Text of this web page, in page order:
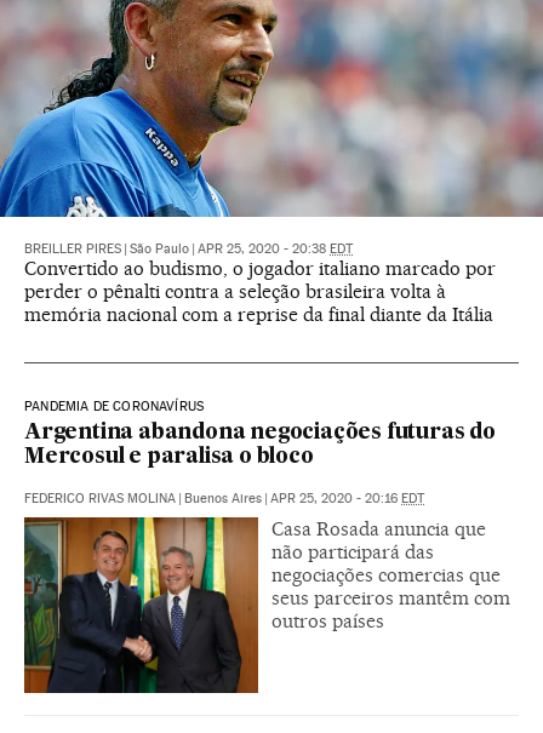
BREILLER PIRES São Paulo APR 25, 2020 - 20:38 EDT
Convertido ao budismo, o jogador italiano marcado por
perder o pênalti contra a seleção brasileira volta à
memória nacional com a reprise da final diante da Itália
PANDEMIA DE CORONAVÍRUS
Argentina abandona negociações futuras do
Mercosul e paralisa o bloco
FEDERICO RIVAS MOLINA Buenos Aires APR 25, 2020 - 20:16 EDT
Casa Rosada anuncia que
não participará das
negociações comercias que
seus parceiros mantêm com
outros países